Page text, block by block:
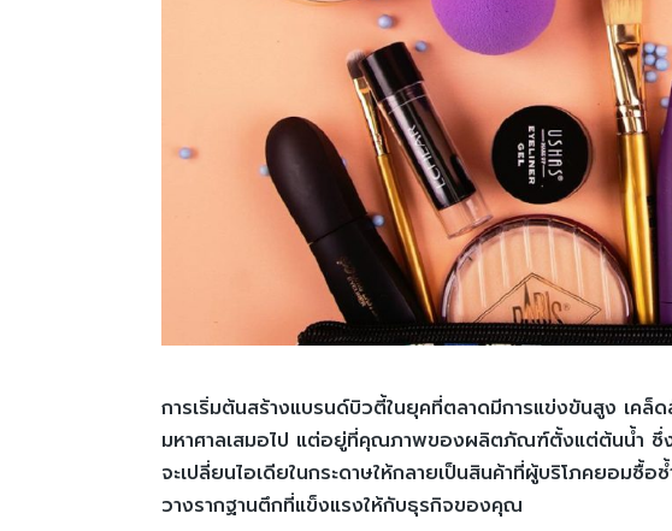
การเริ่มต้นสร้างแบรนด์บิวตี้ในยุคที่ตลาดมีการแข่งขันสูง เคล็
มหาศาลเสมอไป แต่อยู่ที่คุณภาพของผลิตภัณฑ์ตั้งแต่ต้นน้ำ ซึ่ง
จะเปลี่ยนไอเดียในกระดาษให้กลายเป็นสินค้าที่ผู้บริโภคยอมซื้อ
วางรากฐานตึกที่แข็งแรงให้กับธุรกิจของคุณ